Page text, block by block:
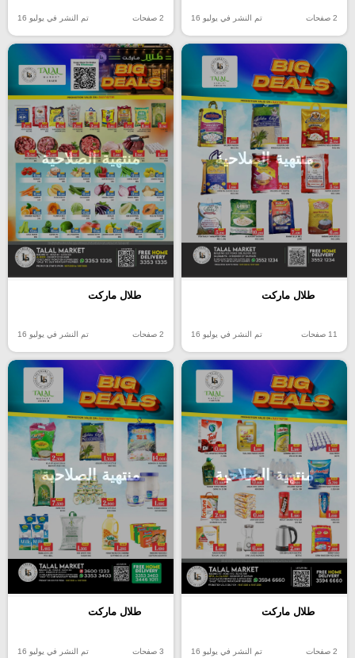
2 صفحات تم النشر في يوليو 16 2 صفحات تم النشر في يوليو 16
منتهية الصلاحية
طلال ماركت
11 صفحات تم النشر في يوليو 16
منتهية الصلاحية
طلال ماركت
2 صفحات تم النشر في يوليو 16
منتهية الصلاحية
طلال ماركت
2 صفحات تم النشر في يوليو 16
منتهية الصلاحية
طلال ماركت
3 صفحات تم النشر في يوليو 16